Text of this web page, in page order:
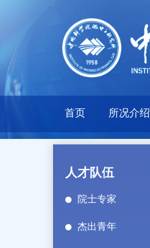
首页 所况介绍
人才队伍
院士专家
杰出青年